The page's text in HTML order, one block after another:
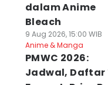
dalam Anime
Bleach
9 Aug 2026, 15:00 WIB
Anime & Manga
PMWC 2026:
Jadwal, Daftar